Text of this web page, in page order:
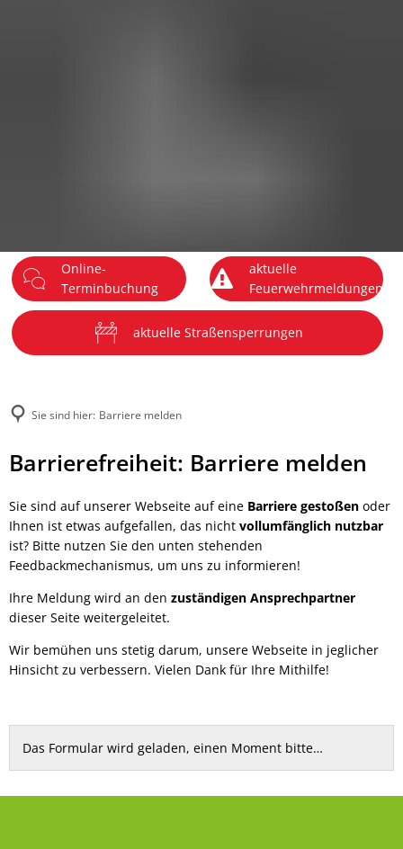
Online-
Terminbuchung
aktuelle
Feuerwehrmeldungen
aktuelle Straßensperrungen
Sie sind hier: Barriere melden
Barriere
melden
Barrierefreiheit: Barriere melden
Sie sind auf unserer Webseite auf eine Barriere gestoßen oder
Ihnen ist etwas aufgefallen, das nicht vollumfänglich nutzbar
ist? Bitte nutzen Sie den unten stehenden
Feedbackmechanismus, um uns zu informieren!
Ihre Meldung wird an den zuständigen Ansprechpartner
dieser Seite weitergeleitet.
Wir bemühen uns stetig darum, unsere Webseite in jeglicher
Hinsicht zu verbessern. Vielen Dank für Ihre Mithilfe!
Das Formular wird geladen, einen Moment bitte…